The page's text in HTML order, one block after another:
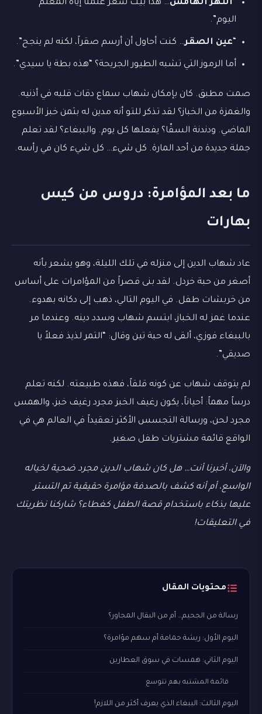
النهر الهامس… هذا بيت شعر علمنا إياه المعلم
اليوم”.
“عين الصقر… كنت أحاول أن أرسم صقراً، لكنه لم ينجح”.
أما الرموز التي تشبه الطيور الجريحة؟ “هذه بطة يا سيدي”.
صمت مطبق. كان بإمكان شهاب سماع دقات قلبه في أذنيه.
والغمزة من الخباز؟ لقد تذكر للتو أنه مدين له بثمن خبز الأسبوع
الماضي. ودندنة السقّا؟ يفعلها كل يوم. والببغاء؟ لقد تعلم
جملة جديدة من أحد المارة. كل شيء… كل شيء كان في رأسه.
ما بعد المؤامرة: دروس من كيس
بهارات
عاد شهاب الدين إلى منزله في تلك الليلة، وهو يشعر بأنه
أصغر من حبة خردل. لقد بنى قصراً من المؤامرات على أساس
من خربشات طفل. في اليوم التالي، ذهب إلى دكانه بهدوء.
عندما غمز له الخباز، ابتسم شهاب وسدد دينه. وعندما مر
بالببغاء فوزي، ألقى له حبة تين وقال: “التمر لذيذ فعلاً يا
صديقي”.
لم يتوقف شهاب عن كونه قلقاً، فهذه طبيعته. لكنه تعلم
درساً مهماً: أحياناً، يكون رغيف الخبز مجرد رغيف خبز، والهمس
مجرد لحن، ورسالة التجسس الأكثر تعقيداً في العالم هي في
الواقع قائمة مشتريات طفل صغير.
والآن، أخبرنا أنت… هل كان شهاب الدين مجرد ضحية لخياله
الواسع، أم أنه كشف بالصدفة مؤامرة حقيقية تم التستر
عليها بذكاء باستخدام قصة الطفل كغطاء؟ شاركنا نظريتك
في التعليقات!
محتويات المقال
رسالة من الجحيم… أم من البقال المجاور؟
اليوم الأول: ريشة حمامة أم سهم مؤامرة؟
اليوم الثاني: همسات في سوق العطارين
قائمة المشتبه بهم تتوسع
اليوم الثالث: الببغاء الذي يعرف أكثر من اللازم!